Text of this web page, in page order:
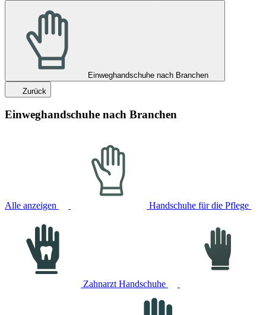
Einweghandschuhe nach Branchen
Zurück
Einweghandschuhe nach Branchen
Alle anzeigen Handschuhe für die Pflege
Zahnarzt Handschuhe